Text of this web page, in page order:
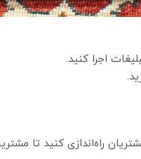
اجرا کنید.
راه‌اندازی کنید تا